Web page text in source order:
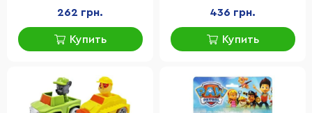
262 грн.
Купить
436 грн.
Купить